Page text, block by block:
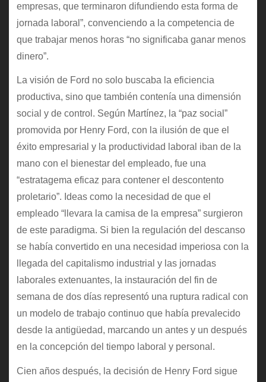
empresas, que terminaron difundiendo esta forma de
jornada laboral”, convenciendo a la competencia de
que trabajar menos horas “no significaba ganar menos
dinero”.
La visión de Ford no solo buscaba la eficiencia
productiva, sino que también contenía una dimensión
social y de control. Según Martínez, la “paz social”
promovida por Henry Ford, con la ilusión de que el
éxito empresarial y la productividad laboral iban de la
mano con el bienestar del empleado, fue una
“estratagema eficaz para contener el descontento
proletario”. Ideas como la necesidad de que el
empleado “llevara la camisa de la empresa” surgieron
de este paradigma. Si bien la regulación del descanso
se había convertido en una necesidad imperiosa con la
llegada del capitalismo industrial y las jornadas
laborales extenuantes, la instauración del fin de
semana de dos días representó una ruptura radical con
un modelo de trabajo continuo que había prevalecido
desde la antigüedad, marcando un antes y un después
en la concepción del tiempo laboral y personal.
Cien años después, la decisión de Henry Ford sigue